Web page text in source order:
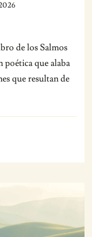
de los Salmos
poética que alaba
que resultan de